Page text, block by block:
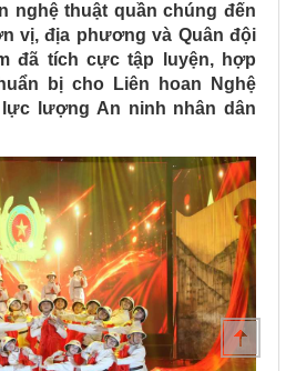
nghệ thuật quần chúng đến
vị, địa phương và Quân đội
đã tích cực tập luyện, hợp
bị cho Liên hoan Nghệ
lượng An ninh nhân dân